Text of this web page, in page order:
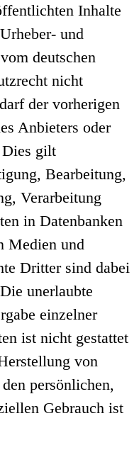
Inhalte
und
deutschen
nicht
der vorherigen
Anbieters oder
Dies gilt
Bearbeitung,
Verarbeitung
in Datenbanken
Medien und
Dritter sind dabei
unerlaubte
einzelner
ist nicht gestattet
von
persönlichen,
Gebrauch ist